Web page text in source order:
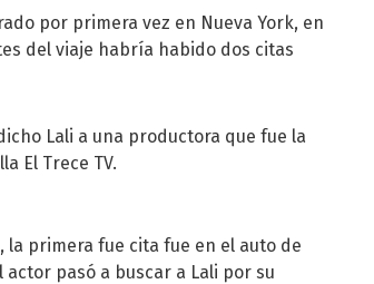
por primera vez en Nueva York, en
del viaje habría habido dos citas
Lali a una productora que fue la
El Trece TV.
la primera fue cita fue en el auto de
pasó a buscar a Lali por su